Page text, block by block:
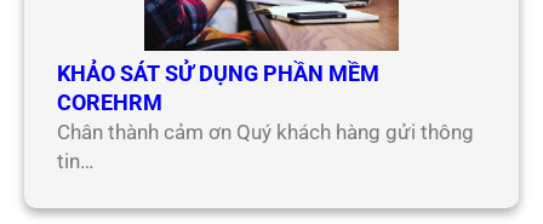
KHẢO SÁT SỬ DỤNG PHẦN MỀM
COREHRM
Chân thành cảm ơn Quý khách hàng gửi thông
tin…